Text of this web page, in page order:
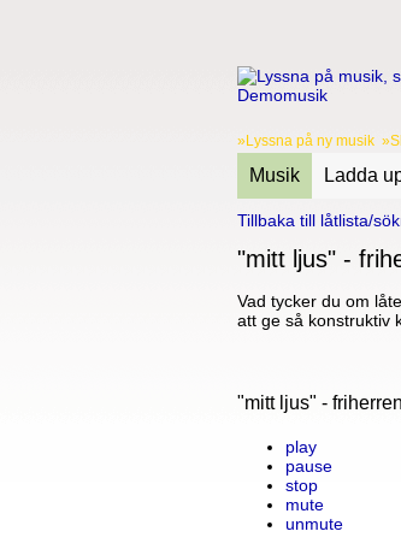
»Lyssna på ny musik
Musik Ladda
Tillbaka till låtlista/
"mitt ljus" -
Vad tycker du om
att ge så konstruktiv
"mitt ljus" - friherren
play
pause
stop
mute
unmute